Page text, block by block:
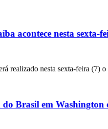
acontece nesta sexta-
realizado nesta sexta-feira (7)
Brasil em Washington